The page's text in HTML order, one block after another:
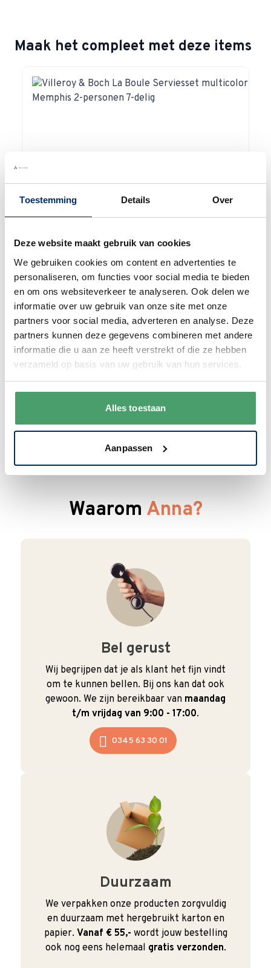
Toestemming Details Over
Deze website maakt gebruik van cookies
We gebruiken cookies om content en advertenties te
personaliseren, om functies voor social media te bieden
en om ons websiteverkeer te analyseren. Ook delen we
informatie over uw gebruik van onze site met onze
partners voor social media, adverteren en analyse. Deze
partners kunnen deze gegevens combineren met andere
informatie die u aan ze heeft verstrekt of die ze hebben
verzameld op basis van uw gebruik van hun services.
Alles toestaan
Aanpassen
Maak het compleet met deze items
Villeroy & Boch La Boule Serviesset
multicolor Memphis 2-personen 7-delig
Special Price
€ 339,15
€ 399,00
In winkelwagen
Waarom Anna?
Bel gerust
Wij begrijpen dat je als klant het fijn vindt
om te kunnen bellen. Bij ons kan dat ook
gewoon. We zijn bereikbaar van maandag
t/m vrijdag van 9:00 - 17:00.
0345 63 30 01
Duurzaam
We verpakken onze producten zorgvuldig
en duurzaam met hergebruikt karton en
papier. Vanaf € 55,- wordt jouw bestelling
ook nog eens helemaal gratis verzonden.